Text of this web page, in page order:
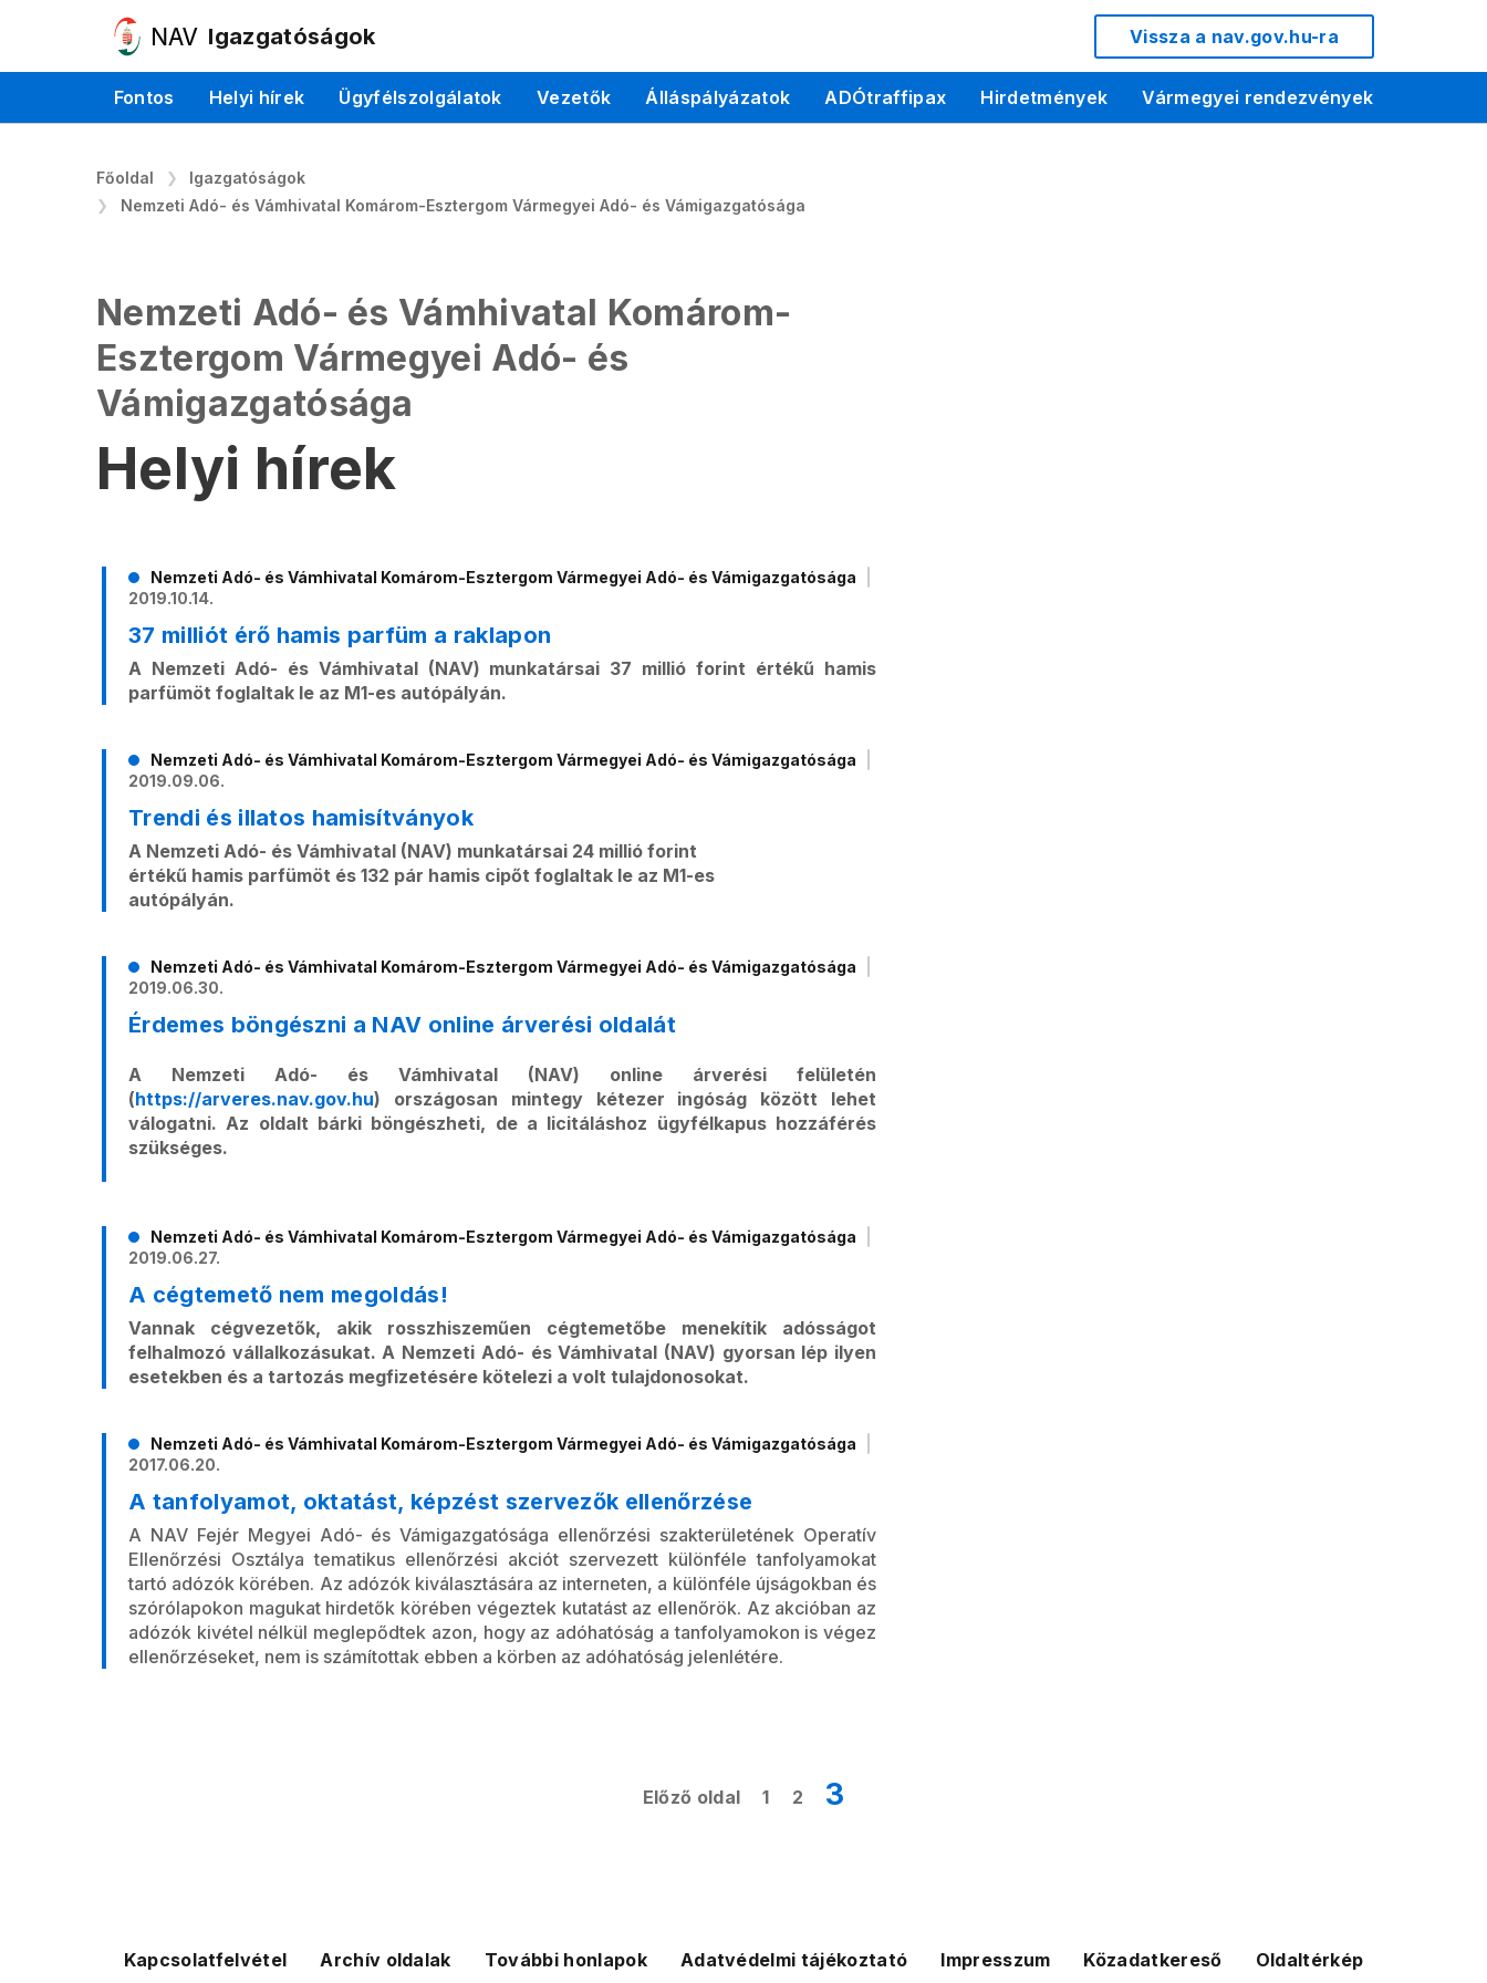
Igazgatóságok Vissza a nav.gov.hu-ra
Fontos Helyi hírek Ügyfélszolgálatok Vezetők Álláspályázatok ADÓtraffipax Hirdetmények Vármegyei rendezvények
Főoldal
Igazgatóságok
Nemzeti Adó- és Vámhivatal Komárom-Esztergom Vármegyei Adó- és Vámigazgatósága
Nemzeti Adó- és Vámhivatal Komárom-
Esztergom Vármegyei Adó- és
Vámigazgatósága
Helyi hírek
Nemzeti Adó- és Vámhivatal Komárom-Esztergom Vármegyei Adó- és Vámigazgatósága
2019.10.14.
37 milliót érő hamis parfüm a raklapon
A Nemzeti Adó- és Vámhivatal (NAV) munkatársai 37 millió forint értékű hamis
parfümöt foglaltak le az M1-es autópályán.
Nemzeti Adó- és Vámhivatal Komárom-Esztergom Vármegyei Adó- és Vámigazgatósága
2019.09.06.
Trendi és illatos hamisítványok
A Nemzeti Adó- és Vámhivatal (NAV) munkatársai 24 millió forint
értékű hamis parfümöt és 132 pár hamis cipőt foglaltak le az M1-es
autópályán.
Nemzeti Adó- és Vámhivatal Komárom-Esztergom Vármegyei Adó- és Vámigazgatósága
2019.06.30.
Érdemes böngészni a NAV online árverési oldalát
A Nemzeti Adó- és Vámhivatal (NAV) online árverési felületén
(https://arveres.nav.gov.hu) országosan mintegy kétezer ingóság között lehet
válogatni. Az oldalt bárki böngészheti, de a licitáláshoz ügyfélkapus hozzáférés
szükséges.
Nemzeti Adó- és Vámhivatal Komárom-Esztergom Vármegyei Adó- és Vámigazgatósága
2019.06.27.
A cégtemető nem megoldás!
Vannak cégvezetők, akik rosszhiszeműen cégtemetőbe menekítik adósságot
felhalmozó vállalkozásukat. A Nemzeti Adó- és Vámhivatal (NAV) gyorsan lép ilyen
esetekben és a tartozás megfizetésére kötelezi a volt tulajdonosokat.
Nemzeti Adó- és Vámhivatal Komárom-Esztergom Vármegyei Adó- és Vámigazgatósága
2017.06.20.
A tanfolyamot, oktatást, képzést szervezők ellenőrzése
A NAV Fejér Megyei Adó- és Vámigazgatósága ellenőrzési szakterületének Operatív
Ellenőrzési Osztálya tematikus ellenőrzési akciót szervezett különféle tanfolyamokat
tartó adózók körében. Az adózók kiválasztására az interneten, a különféle újságokban és
szórólapokon magukat hirdetők körében végeztek kutatást az ellenőrök. Az akcióban az
adózók kivétel nélkül meglepődtek azon, hogy az adóhatóság a tanfolyamokon is végez
ellenőrzéseket, nem is számítottak ebben a körben az adóhatóság jelenlétére.
Előző oldal 1 2 3
Kapcsolatfelvétel Archív oldalak További honlapok Adatvédelmi tájékoztató Impresszum Közadatkereső Oldaltérkép